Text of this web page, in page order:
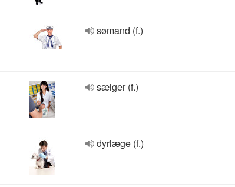
sømand (f.)
sælger (f.)
dyrlæge (f.)